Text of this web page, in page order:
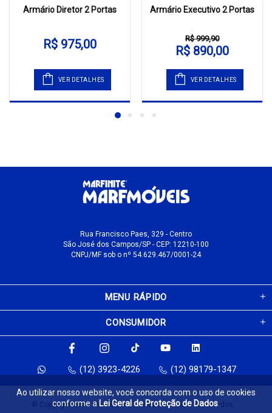
Armário Diretor 2 Portas
R$ 975,00
VER DETALHES
Armário Executivo 2 Portas
R$ 999,90
R$ 890,00
VER DETALHES
Rua Francisco Paes, 329 - Centro
São José dos Campos/SP - CEP: 12210-100
CNPJ/MF sob o nº 54.629.467/0001-24
MENU RÁPIDO
CONSUMIDOR
(12) 3923-4226 (12) 98179-1347
© Copyright 2026 MarfMóveis. Todos os direitos reservados.
Ao utilizar nosso website, você concorda com o uso de cookies
conforme aLei Geral de Proteção de Dados.